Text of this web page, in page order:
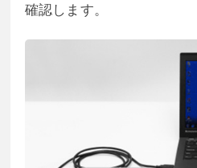
確認します。